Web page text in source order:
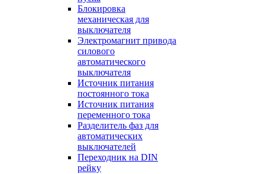
Блокировка
механическая для
выключателя
Электромагнит привода
силового
автоматического
выключателя
Источник питания
постоянного тока
Источник питания
переменного тока
Разделитель фаз для
автоматических
выключателей
Переходник на DIN
рейку